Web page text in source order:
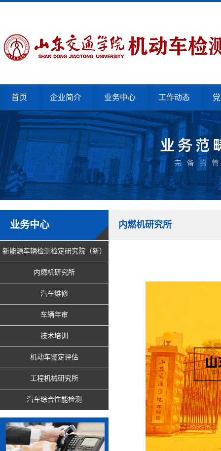
首页 企业简介 业务中心 工作动态
业务中心
新能源车辆检测检定研究院（新）
内燃机研究所
汽车维修
车辆年审
技术培训
机动车鉴定评估
工程机械研究所
汽车综合性能检测
内燃机研究所